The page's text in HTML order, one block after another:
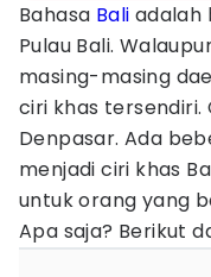
Bahasa Bali adalah
Pulau Bali.
masing-masing
ciri khas tersendiri.
Denpasar. Ada
menjadi ciri khas
untuk orang yang
Apa saja? Berikut